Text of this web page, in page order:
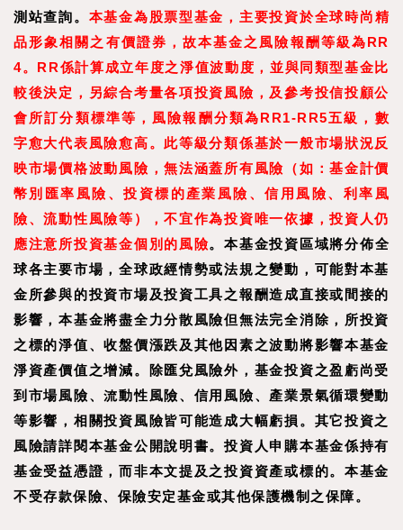
測站查詢。 本基金為股票型基金，主要投資於全球時尚精
品形象相關之有價證券，故本基金之風險報酬等級為RR
4。RR係計算成立年度之淨值波動度，並與同類型基金比
較後決定，另綜合考量各項投資風險，及參考投信投顧公
會所訂分類標準等，風險報酬分類為RR1-RR5五級，數
字愈大代表風險愈高。此等級分類係基於一般市場狀況反
映市場價格波動風險，無法涵蓋所有風險（如：基金計價
幣別匯率風險、投資標的產業風險、信用風險、利率風
險、流動性風險等），不宜作為投資唯一依據，投資人仍
應注意所投資基金個別的風險。本基金投資區域將分佈全
球各主要市場，全球政經情勢或法規之變動，可能對本基
金所參與的投資市場及投資工具之報酬造成直接或間接的
影響，本基金將盡全力分散風險但無法完全消除，所投資
之標的淨值、收盤價漲跌及其他因素之波動將影響本基金
淨資產價值之增減。除匯兌風險外，基金投資之盈虧尚受
到市場風險、流動性風險、信用風險、產業景氣循環變動
等影響，相關投資風險皆可能造成大幅虧損。其它投資之
風險請詳閱本基金公開說明書。投資人申購本基金係持有
基金受益憑證，而非本文提及之投資資產或標的。本基金
不受存款保險、保險安定基金或其他保護機制之保障。